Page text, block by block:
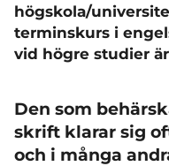
högskola/
terminskurs i
vid högre studier
Den som
skrift klarar sig
och i många